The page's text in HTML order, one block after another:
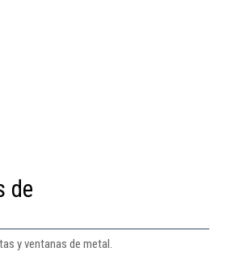
de
y ventanas de metal.